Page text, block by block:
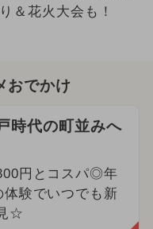
＆花火大会も！
おでかけ
時代の町並みへ
円とコスパ◎年
体験でいつでも新
☆